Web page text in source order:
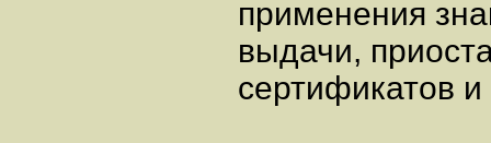
применения
выдачи,
сертификатов